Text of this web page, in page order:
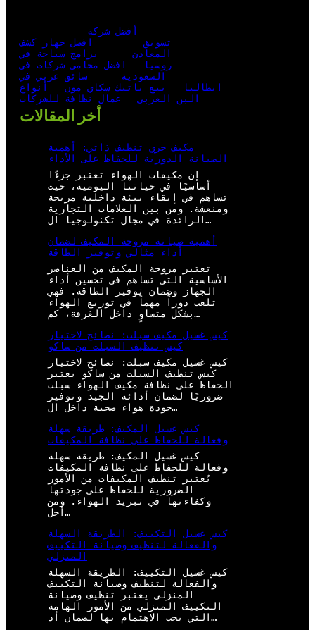
أفضل شركة
تسويق
افضل جهاز كشف
المعادن
برامج سياحة في
روسيا
افضل محامي شركات في
السعودية
سائق عربي في
ايطاليا
بيع باتيك سكاي مون
أنواع
البن العربي
عمال نظافة للشركات
أخر المقالات
مكيف جري تنظيف ذاتي: أهمية
الصيانة الدورية للحفاظ على الأداء
إن مكيفات الهواء تعتبر جزءًا
أساسيًا في حياتنا اليومية، حيث
تساهم في إبقاء بيئة داخلية مريحة
ومنعشة. ومن بين العلامات التجارية
الرائدة في مجال تكنولوجيا ال…
أهمية صيانة مروحة المكيف لضمان
أداء مثالي وتوفير الطاقة
تعتبر مروحة المكيف من العناصر
الأساسية التي تساهم في تحسين أداء
الجهاز وضمان توفير الطاقة. فهي
تلعب دوراً مهماً في توزيع الهواء
بشكل متساوٍ داخل الغرفة، كم…
كيس غسيل مكيف سبلت: نصائح لاختيار
كيس تنظيف السبلت من ساكو
كيس غسيل مكيف سبلت: نصائح لاختيار
كيس تنظيف السبلت من ساكو يعتبر
الحفاظ على نظافة مكيف الهواء سبلت
ضروريًا لضمان أدائه الجيد وتوفير
جودة هواء صحية داخل ال…
كيس غسيل المكيف: طريقة سهلة
وفعالة للحفاظ على نظافة المكيفات
كيس غسيل المكيف: طريقة سهلة
وفعالة للحفاظ على نظافة المكيفات
يُعتبر تنظيف المكيفات من الأمور
الضرورية للحفاظ على جودتها
وكفاءتها في تبريد الهواء. ومن
أجل…
كيس غسيل التكييف: الطريقة السهلة
والفعالة لتنظيف وصيانة التكييف
المنزلي
كيس غسيل التكييف: الطريقة السهلة
والفعالة لتنظيف وصيانة التكييف
المنزلي يعتبر تنظيف وصيانة
التكييف المنزلي من الأمور الهامة
التي يجب الاهتمام بها لضمان أد…